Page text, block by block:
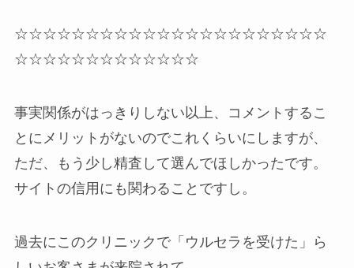
☆☆☆☆☆☆☆☆☆☆☆☆☆☆☆☆☆☆☆☆☆☆
☆☆☆☆☆☆☆☆☆☆☆☆☆
事実関係がはっきりしない以上、コメントするこ
とにメリットがないのでこれくらいにしますが、
ただ、もう少し精査して選んでほしかったです。
サイトの信用にも関わることですし。
過去にこのクリニックで「ウルセラを受けた」ら